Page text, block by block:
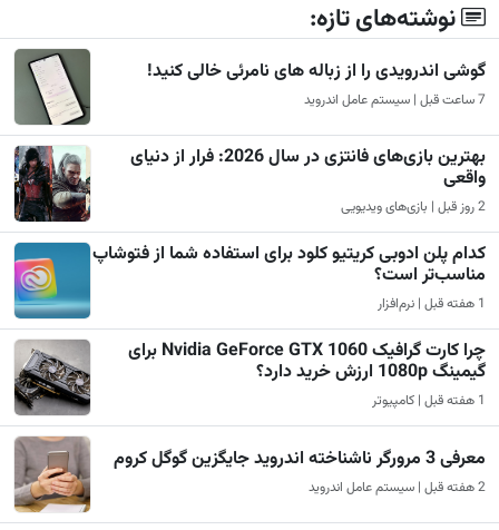
نوشته‌های تازه:
گوشی اندرویدی را از زباله های نامرئی خالی کنید!
7 ساعت قبل | سیستم عامل اندروید
بهترین بازی‌های فانتزی در سال 2026: فرار از دنیای
واقعی
2 روز قبل | بازی‌های ویدیویی
کدام پلن ادوبی کریتیو کلود برای استفاده شما از فتوشاپ
مناسب‌تر است؟
1 هفته قبل | نرم‌افزار
چرا کارت گرافیک Nvidia GeForce GTX 1060 برای
گیمینگ 1080p ارزش خرید دارد؟
1 هفته قبل | کامپیوتر
معرفی 3 مرورگر ناشناخته اندروید جایگزین گوگل کروم
2 هفته قبل | سیستم عامل اندروید